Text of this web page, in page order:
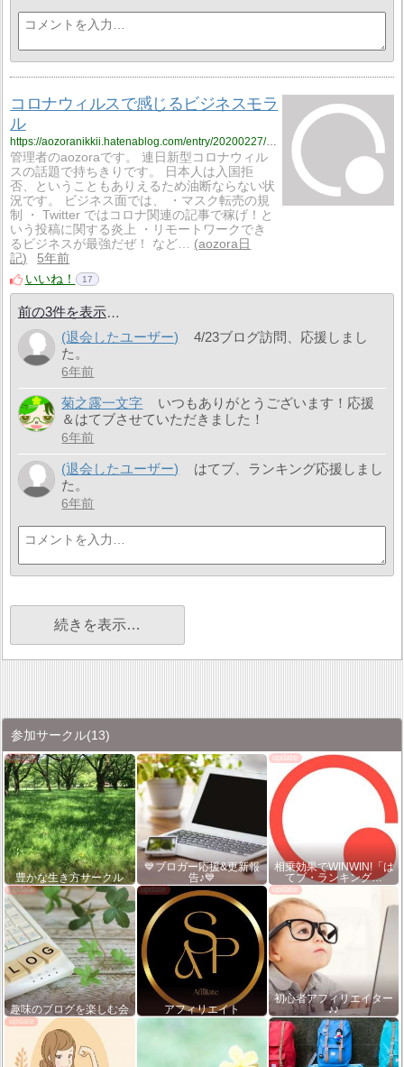
コロナウィルスで感じるビジネスモラ
ル
https://aozoranikkii.hatenablog.com/entry/20200227/1582771063
管理者のaozoraです。 連日新型コロナウィル
スの話題で持ちきりです。 日本人は入国拒
否、ということもありえるため油断ならない状
況です。 ビジネス面では、 ・マスク転売の規
制 ・ Twitter ではコロナ関連の記事で稼げ！と
いう投稿に関する炎上 ・リモートワークでき
るビジネスが最強だぜ！ など…
aozora日
記
5年前
いいね！
17
前の3件を表示
(退会したユーザー)
4/23ブログ訪問、応援しまし
た。
6年前
菊之露一文字
いつもありがとうございます！応援
＆はてブさせていただきました！
6年前
(退会したユーザー)
はてブ、ランキング応援しまし
た。
6年前
続きを表示…
参加サークル(13)
豊かな生き方サークル
💙ブロガー応援&更新報
告♪💙
相乗効果でWINWIN!「は
てブ・ランキング…
趣味のブログを楽しむ会 アフィリエイト
初心者アフィリエイター
♪♪